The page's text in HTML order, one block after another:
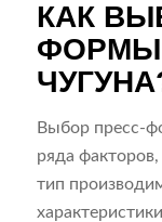
КАК
ФОРМЫ
Выбор пресс-
ряда
тип